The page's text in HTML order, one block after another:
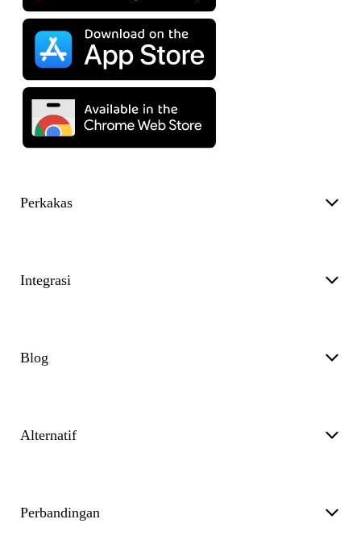
Perkakas
Integrasi
Blog
Alternatif
Perbandingan